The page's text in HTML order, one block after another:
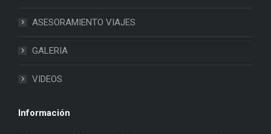
ASESORAMIENTO VIAJES
GALERIA
VIDEOS
Información